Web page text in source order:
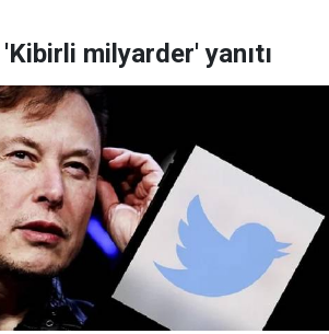
milyarder' yanıtı